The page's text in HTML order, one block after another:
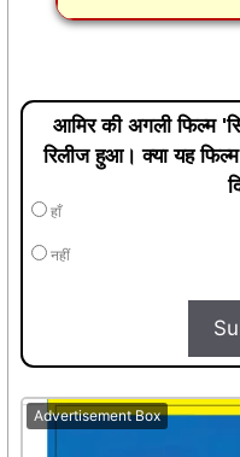
आमिर की अगली फिल्म
रिलीज हुआ। क्या यह
हाँ
नहीं
Advertisement Box